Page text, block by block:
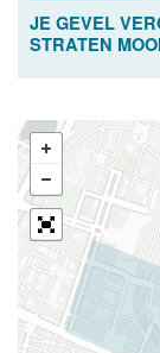
JE GEVEL
STRATEN